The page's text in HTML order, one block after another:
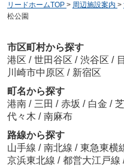
リードホームTOP > 周辺施設案内 >
松公園
市区町村から探す
港区 / 世田谷区 / 渋谷区 /
川崎市中原区 / 新宿区
町名から探す
港南 / 三田 / 赤坂 / 白金 /
代々木 / 南麻布
路線から探す
山手線 / 南北線 / 東急東横
京浜東北線 / 都営大江戸線